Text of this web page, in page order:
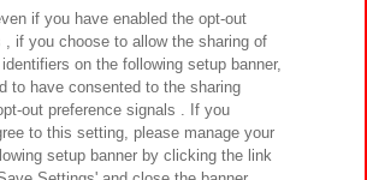
ト対応方針 よくあるご質問・お問い合わせ
if you have enabled the opt-out
, if you choose to allow the sharing of
on the following setup banner,
to have consented to the sharing
out preference signals . If you
to this setting, please manage your
setup banner by clicking the link